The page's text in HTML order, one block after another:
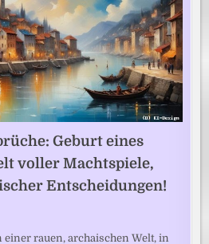
Geburt eines
voller Machtspiele,
Entscheidungen!
rauen, archaischen Welt, in